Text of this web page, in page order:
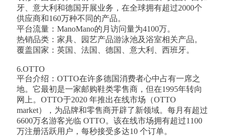
牙、意大利和德国开展业务，在全球拥有超过2000个
供应商和160万种不同的产品。
平台流量：ManoMano的月访问量为4100万。
热销品类：家具、园艺产品游泳池及浴室相关产品。
覆盖国家：英国、法国、德国、意大利、西班牙。
6.OTTO
平台介绍：OTTO在许多德国消费者心中占有一席之
地。它最初是一家邮购鞋类零售商，但在1995年转向
网上。OTTO于2020 年推出在线市场（OTTO
market），为品牌和零售商开辟了新领域。每月有超过
6600万名游客光临 OTTO。该在线市场拥有超过1100
万注册活跃用户，每秒接受多达10 个订单。